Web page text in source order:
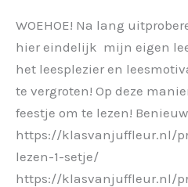
WOEHOE! Na lang
hier eindelijk mijn eigen
het leesplezier en
te vergroten! Op deze
feestje om te lezen!
https://klasvanjuffleur.nl/
lezen-1-setje/
https://klasvanjuffleur.nl/